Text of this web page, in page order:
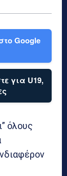
Google
για U19,
όλους